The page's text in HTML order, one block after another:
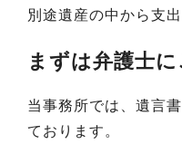
別途遺産の中から支出
まずは弁護士
当事務所では、遺言
ております。